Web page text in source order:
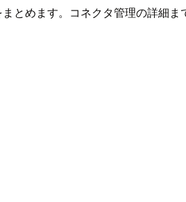
とめます。コネクタ管理の詳細